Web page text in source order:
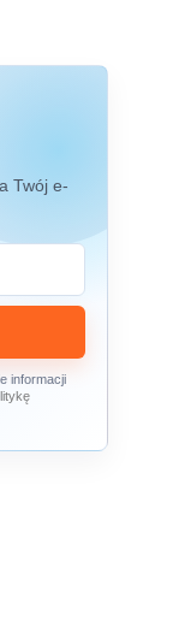
Twój e-
informacji